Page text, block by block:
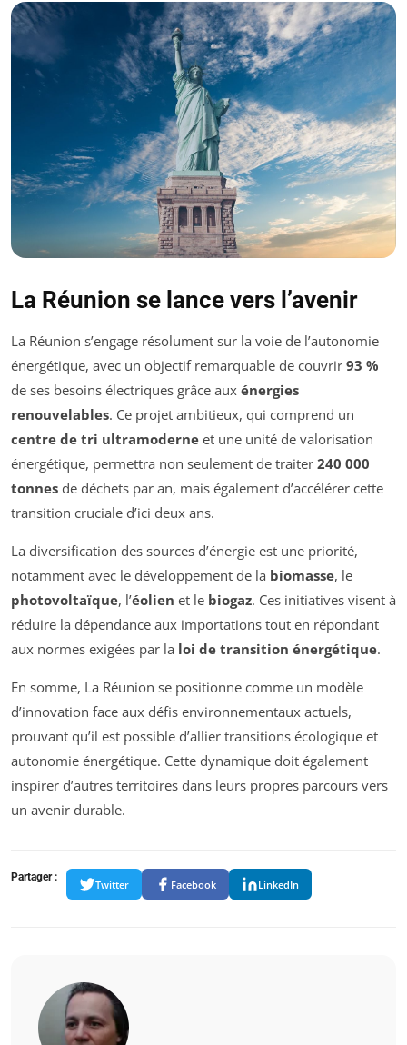
La Réunion se lance vers l’avenir
La Réunion s’engage résolument sur la voie de l’autonomie
énergétique, avec un objectif remarquable de couvrir 93 %
de ses besoins électriques grâce aux énergies
renouvelables. Ce projet ambitieux, qui comprend un
centre de tri ultramoderne et une unité de valorisation
énergétique, permettra non seulement de traiter 240 000
tonnes de déchets par an, mais également d’accélérer cette
transition cruciale d’ici deux ans.
La diversification des sources d’énergie est une priorité,
notamment avec le développement de la biomasse, le
photovoltaïque, l’éolien et le biogaz. Ces initiatives visent à
réduire la dépendance aux importations tout en répondant
aux normes exigées par la loi de transition énergétique.
En somme, La Réunion se positionne comme un modèle
d’innovation face aux défis environnementaux actuels,
prouvant qu’il est possible d’allier transitions écologique et
autonomie énergétique. Cette dynamique doit également
inspirer d’autres territoires dans leurs propres parcours vers
un avenir durable.
Partager :
Twitter Facebook LinkedIn